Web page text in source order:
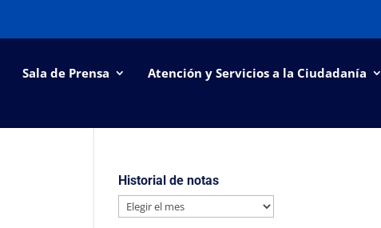
Sala de Prensa Atención y Servicios a la Ciudadanía
Historial de notas
Historial